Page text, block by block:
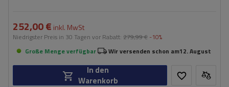
252,00 € inkl. MwSt
Niedrigster Preis in 30 Tagen vor Rabatt: 279,99 € -10%
Große Menge verfügbar
Wir versenden schon am12. August
In den
Warenkorb